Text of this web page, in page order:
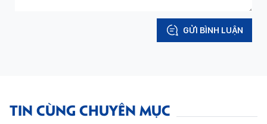
GỬI BÌNH LUẬN
TIN CÙNG CHUYÊN MỤC